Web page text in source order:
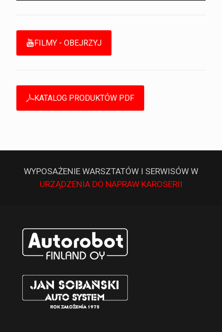
FILMY - OBEJRZYJ
KATALOG PRODUKTÓW PDF
WYPOSAŻENIE WARSZTATÓW I SERWISÓW W
URZĄDZENIA DO NAPRAW KAROSERII